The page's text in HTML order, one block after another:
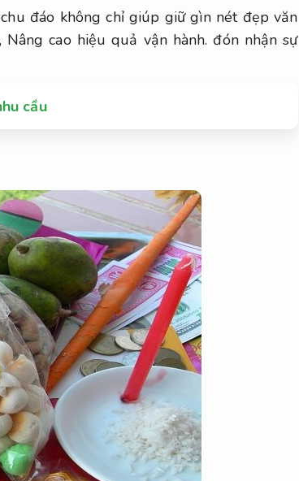
đáo không chỉ giúp giữ gìn nét đẹp văn
Nâng cao hiệu quả vận hành. đón nhận sự
cầu